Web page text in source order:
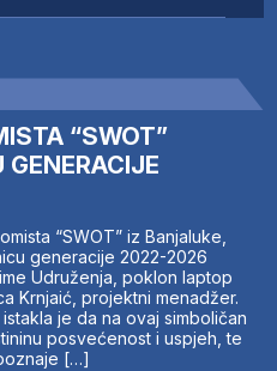
“SWOT”
GENERACIJE
“SWOT” iz Banjaluke,
generacije 2022-2026
Udruženja, poklon laptop
Krnjaić, projektni menadžer.
je da na ovaj simboličan
posvećenost i uspjeh, te
[…]